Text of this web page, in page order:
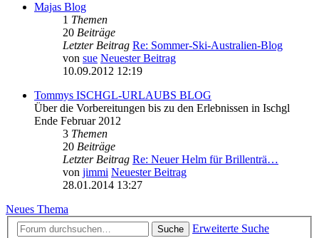
Majas Blog
1 Themen
20 Beiträge
Letzter Beitrag Re: Sommer-Ski-Australien-Blog
von sue Neuester Beitrag
10.09.2012 12:19
Tommys ISCHGL-URLAUBS BLOG
Über die Vorbereitungen bis zu den Erlebnissen in Ischgl
Ende Februar 2012
3 Themen
20 Beiträge
Letzter Beitrag Re: Neuer Helm für Brillenträ…
von jimmi Neuester Beitrag
28.01.2014 13:27
Neues Thema
Suche
Erweiterte Suche